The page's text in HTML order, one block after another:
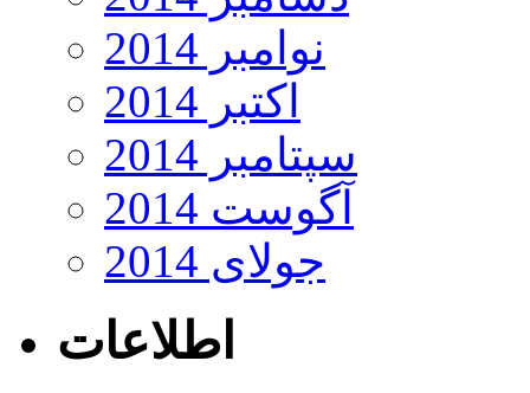
نوامبر 2014
اکتبر 2014
سپتامبر 2014
آگوست 2014
جولای 2014
اطلاعات